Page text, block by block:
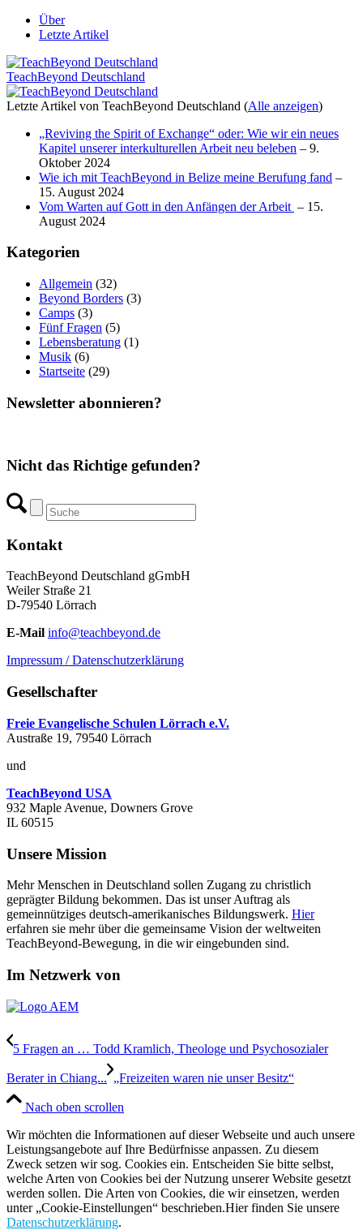
Über
Letzte Artikel
TeachBeyond Deutschland
Letzte Artikel von TeachBeyond Deutschland (Alle anzeigen)
„Reviving the Spirit of Exchange“ oder: Wie wir ein neues
Kapitel unserer interkulturellen Arbeit neu beleben – 9.
Oktober 2024
Wie ich mit TeachBeyond in Belize meine Berufung fand –
15. August 2024
Vom Warten auf Gott in den Anfängen der Arbeit – 15.
August 2024
Kategorien
Allgemein (32)
Beyond Borders (3)
Camps (3)
Fünf Fragen (5)
Lebensberatung (1)
Musik (6)
Startseite (29)
Newsletter abonnieren?
Nicht das Richtige gefunden?
Kontakt
TeachBeyond Deutschland gGmbH
Weiler Straße 21
D-79540 Lörrach
E-Mail info@teachbeyond.de
Impressum / Datenschutzerklärung
Gesellschafter
Freie Evangelische Schulen Lörrach e.V.
Austraße 19, 79540 Lörrach
und
TeachBeyond USA
932 Maple Avenue, Downers Grove
IL 60515
Unsere Mission
Mehr Menschen in Deutschland sollen Zugang zu christlich
geprägter Bildung bekommen. Das ist unser Auftrag als
gemeinnütziges deutsch-amerikanisches Bildungswerk. Hier
erfahren sie mehr über die gemeinsame Vision der weltweiten
TeachBeyond-Bewegung, in die wir eingebunden sind.
Im Netzwerk von
5 Fragen an … Todd Kramlich, Theologe und Psychosozialer
Berater in Chiang... „Freizeiten waren nie unser Besitz“
Nach oben scrollen
Wir möchten die Informationen auf dieser Webseite und auch unsere
Leistungsangebote auf Ihre Bedürfnisse anpassen. Zu diesem
Zweck setzen wir sog. Cookies ein. Entscheiden Sie bitte selbst,
welche Arten von Cookies bei der Nutzung unserer Website gesetzt
werden sollen. Die Arten von Cookies, die wir einsetzen, werden
unter „Cookie-Einstellungen“ beschrieben.Hier finden Sie unsere
Datenschutzerklärung.